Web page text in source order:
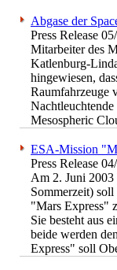
Abgase der
Press Release
Mitarbeiter des
Katlenburg-
hingewiesen,
Raumfahrzeuge
Mesospheric
ESA-Mission
Press Release
Am 2. Juni
Sommerzeit)
"Mars Express"
Sie besteht aus
beide werden
Express" soll